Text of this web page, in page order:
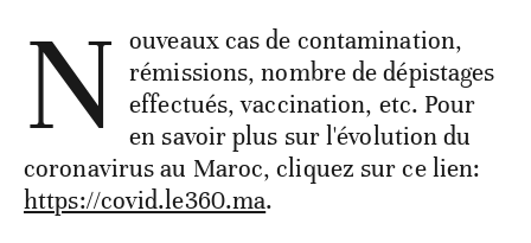
N ouveaux cas de contamination,
rémissions, nombre de dépistages
effectués, vaccination, etc. Pour
en savoir plus sur l'évolution du
coronavirus au Maroc, cliquez sur ce lien:
https://covid.le360.ma.